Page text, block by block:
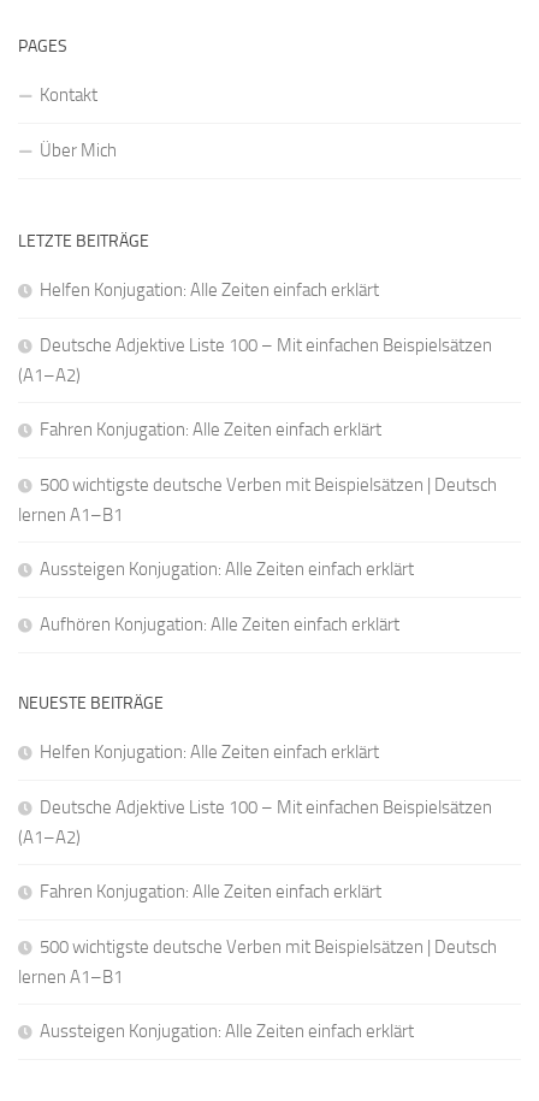
PAGES
Kontakt
Über Mich
LETZTE BEITRÄGE
Helfen Konjugation: Alle Zeiten einfach erklärt
Deutsche Adjektive Liste 100 – Mit einfachen Beispielsätzen
(A1–A2)
Fahren Konjugation: Alle Zeiten einfach erklärt
500 wichtigste deutsche Verben mit Beispielsätzen | Deutsch
lernen A1–B1
Aussteigen Konjugation: Alle Zeiten einfach erklärt
Aufhören Konjugation: Alle Zeiten einfach erklärt
NEUESTE BEITRÄGE
Helfen Konjugation: Alle Zeiten einfach erklärt
Deutsche Adjektive Liste 100 – Mit einfachen Beispielsätzen
(A1–A2)
Fahren Konjugation: Alle Zeiten einfach erklärt
500 wichtigste deutsche Verben mit Beispielsätzen | Deutsch
lernen A1–B1
Aussteigen Konjugation: Alle Zeiten einfach erklärt